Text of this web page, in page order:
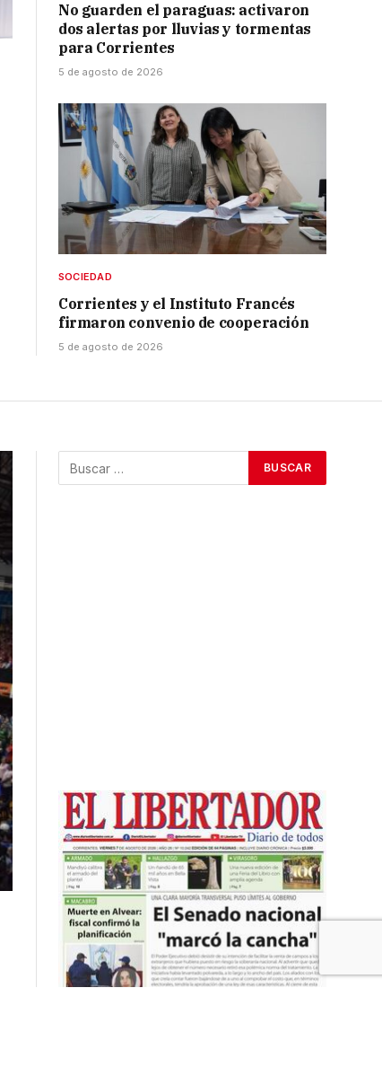
No guarden el paraguas: activaron
dos alertas por lluvias y tormentas
para Corrientes
5 de agosto de 2026
SOCIEDAD
Corrientes y el Instituto Francés
firmaron convenio de cooperación
5 de agosto de 2026